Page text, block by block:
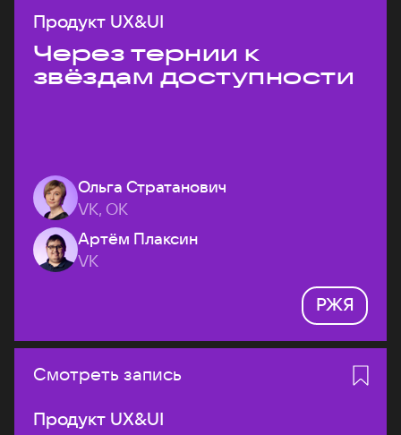
Продукт UX&UI
Через тернии к
звёздам доступности
Ольга Стратанович
VK, ОК
Артём Плаксин
VK
РЖЯ
Смотреть запись
Продукт UX&UI